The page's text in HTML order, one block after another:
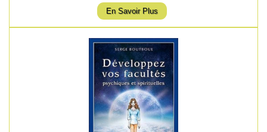
En Savoir Plus